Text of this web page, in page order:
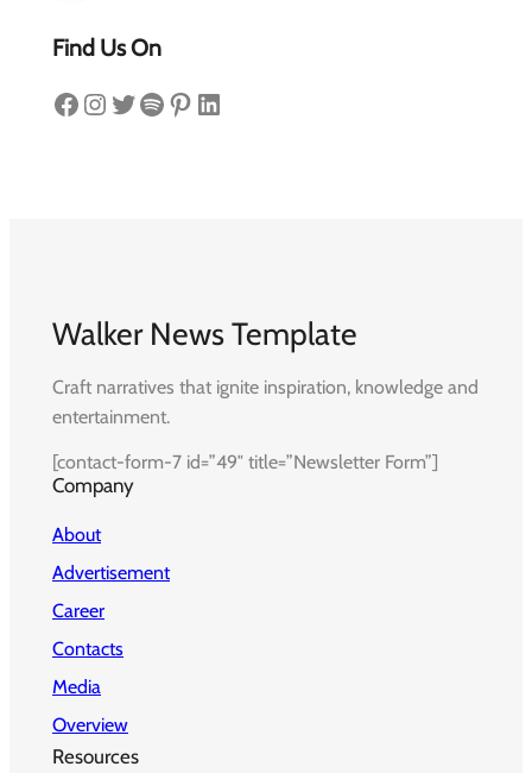
Find Us On
Facebook Instagram Twitter Spotify Pinterest LinkedIn
Walker News Template
Craft narratives that ignite inspiration, knowledge and
entertainment.
[contact-form-7 id=”49″ title=”Newsletter Form”]
Company
About
Advertisement
Career
Contacts
Media
Overview
Resources